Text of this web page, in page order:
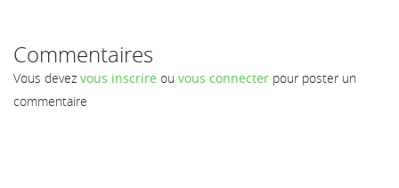
Commentaires
Vous devez vous inscrire ou vous connecter pour poster un
commentaire